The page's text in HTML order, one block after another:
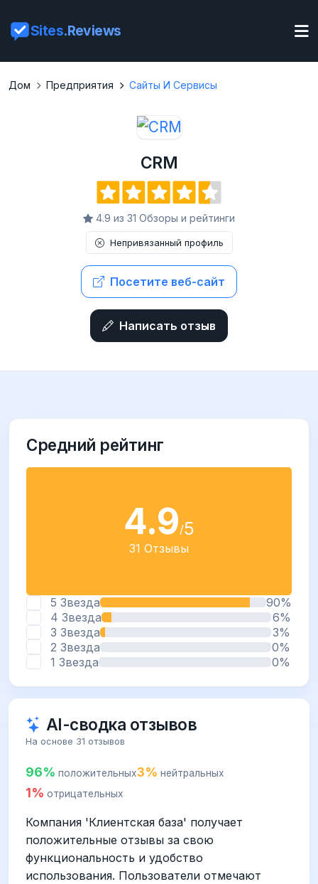
Sites.Reviews
Дом Предприятия Сайты И Сервисы
CRM
4.9 из 31 Обзоры и рейтинги
Непривязанный профиль
Посетите веб-сайт
Написать отзыв
Средний рейтинг
4.9/5
31 Отзывы
5 Звезда
90%
4 Звезда
6%
3 Звезда
3%
2 Звезда
0%
1 Звезда
0%
AI-сводка отзывов
На основе 31 отзывов
96% положительных3% нейтральных
1% отрицательных
Компания 'Клиентская база' получает
положительные отзывы за свою
функциональность и удобство
использования. Пользователи отмечают